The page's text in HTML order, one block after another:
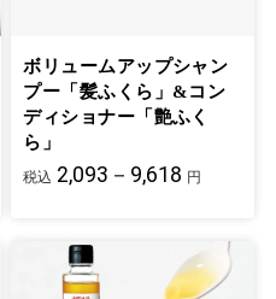
ボリュームアップシャン
プー「髪ふくら」&コン
ディショナー「艶ふく
ら」
税込 2,093－9,618 円